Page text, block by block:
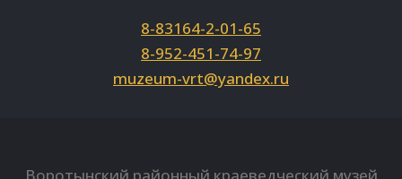
8-83164-2-01-65
8-952-451-74-97
muzeum-vrt@yandex.ru
Воротынский районный краеведческий музей